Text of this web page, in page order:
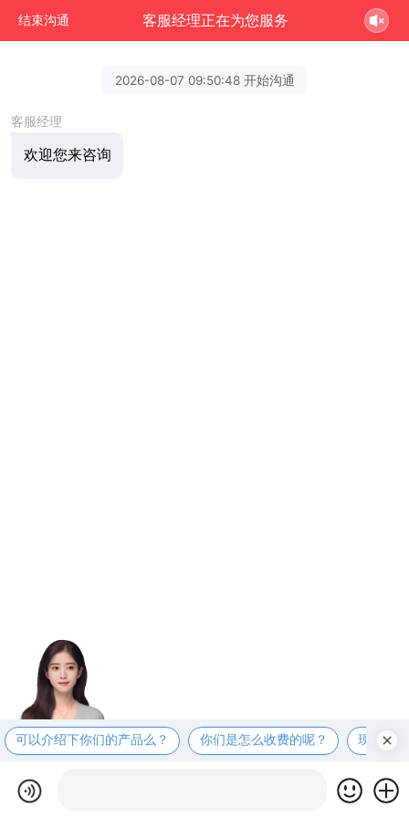
结束沟通 客服经理正在为您服务
2026-08-07 09:50:48 开始沟通
客服经理
欢迎您来咨询
可以介绍下你们的产品么？ 你们是怎么收费的呢？ 现在有